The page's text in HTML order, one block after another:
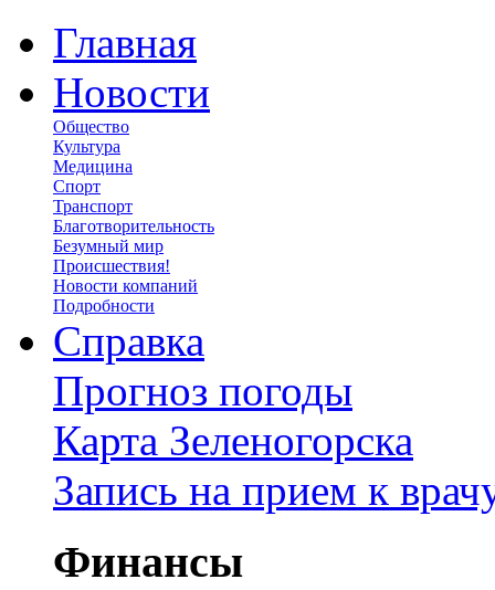
Главная
Новости
Общество
Культура
Медицина
Спорт
Транспорт
Благотворительность
Безумный мир
Происшествия!
Новости компаний
Подробности
Справка
Прогноз погоды
Карта Зеленогорска
Запись на прием к
Финансы